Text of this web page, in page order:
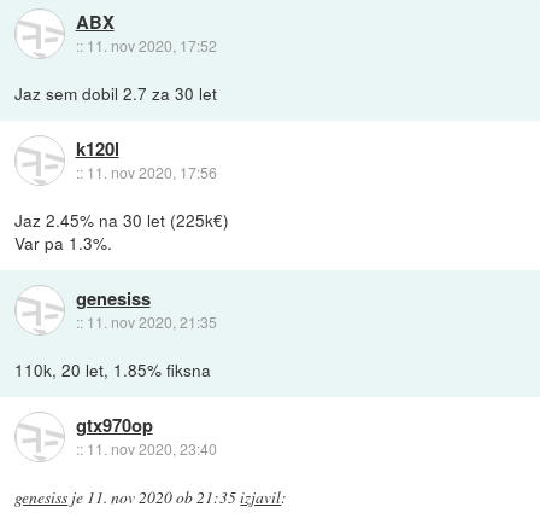
ABX
:: 11. nov 2020, 17:52
Jaz sem dobil 2.7 za 30 let
k120l
:: 11. nov 2020, 17:56
Jaz 2.45% na 30 let (225k€)
Var pa 1.3%.
genesiss
:: 11. nov 2020, 21:35
110k, 20 let, 1.85% fiksna
gtx970op
:: 11. nov 2020, 23:40
genesiss je 11. nov 2020 ob 21:35izjavil: